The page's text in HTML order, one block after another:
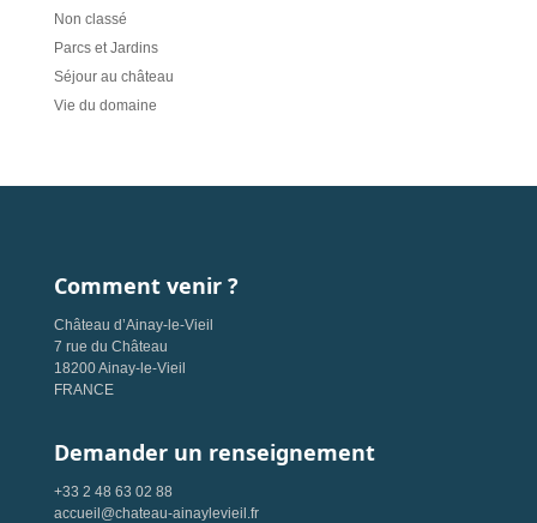
Non classé
Parcs et Jardins
Séjour au château
Vie du domaine
Comment venir ?
Château d’Ainay-le-Vieil
7 rue du Château
18200 Ainay-le-Vieil
FRANCE
Demander un renseignement
+33 2 48 63 02 88
accueil@chateau-ainaylevieil.fr